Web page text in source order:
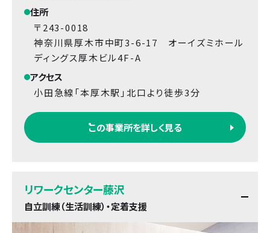
住所
〒243-0018
神奈川県厚木市中町3-6-17 オーイズミホール
ディングス厚木ビル4F-A
アクセス
小田急線「本厚木駅」北口より徒歩3分
この事業所を詳しく見る
リワークセンター藤沢
自立訓練（生活訓練）・定着支援